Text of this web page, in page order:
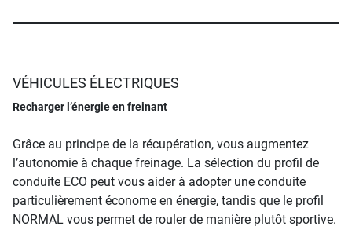
VÉHICULES ÉLECTRIQUES
Recharger l’énergie en freinant
Grâce au principe de la récupération, vous augmentez
l’autonomie à chaque freinage. La sélection du profil de
conduite ECO peut vous aider à adopter une conduite
particulièrement économe en énergie, tandis que le profil
NORMAL vous permet de rouler de manière plutôt sportive.